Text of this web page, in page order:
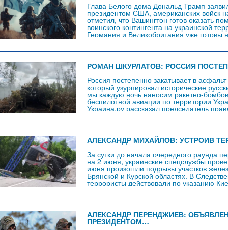
Глава Белого дома Дональд Трамп
президентом США, американских войск
отметил, что Вашингтон готов оказать
воинского контингента на украинской
Германия и Великобритания уже готовы
РОМАН ШКУРЛАТОВ: РОССИЯ
Россия постепенно закатывает в
который узурпировал исторические
мы каждую ночь наносим ракетно-
беспилотной авиации по территории
Украина.ру рассказал председатель
АЛЕКСАНДР МИХАЙЛОВ: УСТРОИВ
За сутки до начала очередного раунда
на 2 июня, украинские спецслужбы
июня произошли подрывы участков
Брянской и Курской областях. В
террористы действовали по указанию
АЛЕКСАНДР ПЕРЕНДЖИЕВ:
ПРЕЗИДЕНТОМ…